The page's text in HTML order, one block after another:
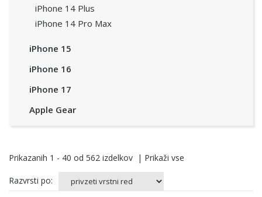
iPhone 14 Plus
iPhone 14 Pro Max
iPhone 15
iPhone 16
iPhone 17
Apple Gear
Prikazanih 1 - 40 od 562 izdelkov | Prikaži vse
Razvrsti po: